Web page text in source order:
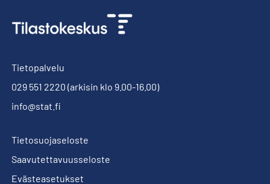
Tietopalvelu
029 551 2220 (arkisin klo 9.00-16.00)
info@stat.fi
Tietosuojaseloste
Saavutettavuusseloste
Evästeasetukset